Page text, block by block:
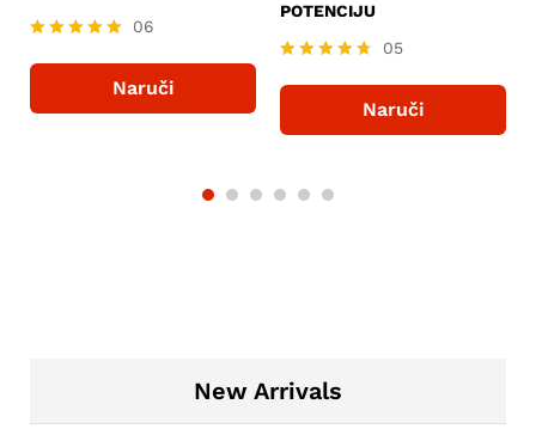
5.00
06
Naruči
POTENCIJU
4.60
05
Naruči
New Arrivals